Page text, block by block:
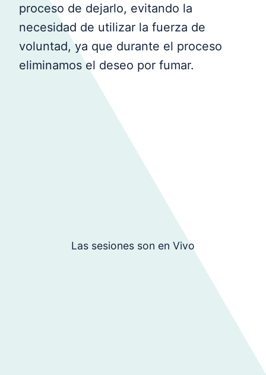
proceso de dejarlo, evitando la
necesidad de utilizar la fuerza de
voluntad, ya que durante el proceso
eliminamos el deseo por fumar.
Las sesiones son en Vivo